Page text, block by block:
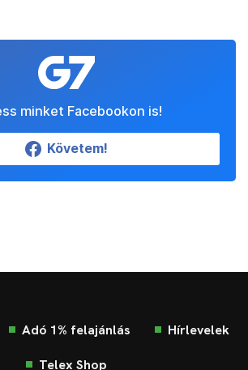
minket Facebookon is!
Követem!
Adó 1% felajánlás Hírlevelek
Telex Shop